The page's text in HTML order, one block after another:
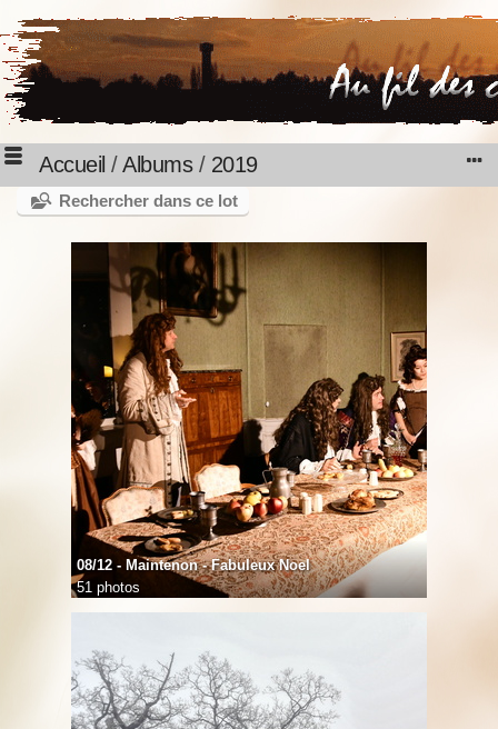
Accueil /Albums/ 2019
Rechercher dans ce lot
08/12 - Maintenon - Fabuleux Noel
51 photos